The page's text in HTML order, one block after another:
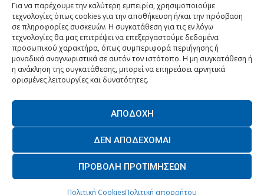
Για να παρέχουμε την καλύτερη εμπειρία, χρησιμοποιούμε
τεχνολογίες όπως cookies για την αποθήκευση ή/και την πρόσβαση
σε πληροφορίες συσκευών. Η συγκατάθεση για τις εν λόγω
τεχνολογίες θα μας επιτρέψει να επεξεργαστούμε δεδομένα
προσωπικού χαρακτήρα, όπως συμπεριφορά περιήγησης ή
μοναδικά αναγνωριστικά σε αυτόν τον ιστότοπο. Η μη συγκατάθεση ή
η ανάκληση της συγκατάθεσης, μπορεί να επηρεάσει αρνητικά
ορισμένες λειτουργίες και δυνατότητες.
ΑΠΟΔΟΧΉ
ΔΕΝ ΑΠΟΔΈΧΟΜΑΙ
ΠΡΟΒΟΛΉ ΠΡΟΤΙΜΉΣΕΩΝ
Πολιτική CookiesΠολιτική απορρήτου
Domain:www.dairynews.gr
Δικαιούχος Domain:ΔΗΜΗΤΡΙΑΔΗΣ Θ ΚΑΙ ΣΙΑ ΜΟΝΟΠΡΟΣΩΠΗ ΙΚΕ
Διευθυντής: ΕΥΘΥΜΙΑΤΟΥ ΜΑΡΙΑ
Διαχειριστής:ΕΥΘΥΜΙΑΤΟΥ ΜΑΡΙΑ
Δήλωση Συμμόρφωσης
ΕΠΙΧΕΙΡΗΣΕΙΣ
ΕΠΙΚΟΙΝΩΝΙΑ
© 2026 - All Rights Reserved. -Πολιτική Απορρήτου
Powered byBYTE A COOKIE